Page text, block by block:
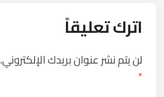
اترك تعليقاً
لن يتم نشر عنوان بريدك الإلكتروني.
*